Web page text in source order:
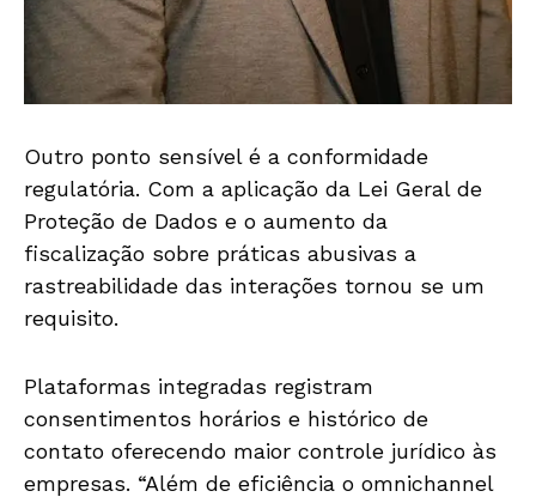
Outro ponto sensível é a conformidade
regulatória. Com a aplicação da Lei Geral de
Proteção de Dados e o aumento da
fiscalização sobre práticas abusivas a
rastreabilidade das interações tornou se um
requisito.
Plataformas integradas registram
consentimentos horários e histórico de
contato oferecendo maior controle jurídico às
empresas. “Além de eficiência o omnichannel